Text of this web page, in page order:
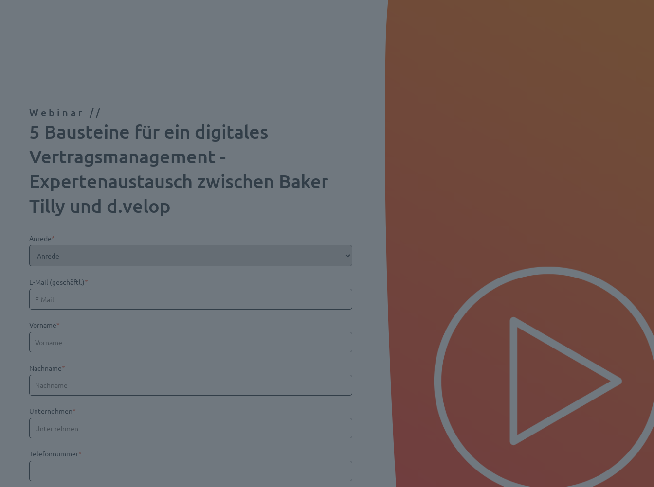
Webinar //
5 Bausteine für ein digitales
Vertragsmanagement -
Expertenaustausch zwischen Baker
Tilly und d.velop
Anrede*
E-Mail (geschäftl.)*
Vorname*
Nachname*
Unternehmen*
Telefonnummer*